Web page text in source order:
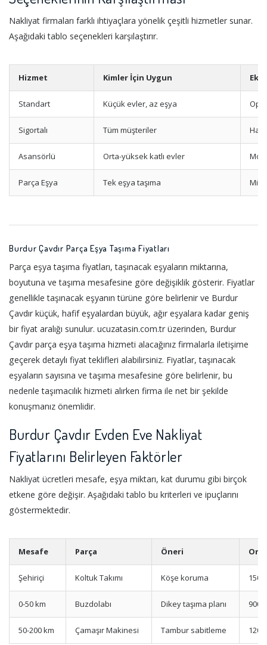
Nakliyat firmaları farklı ihtiyaçlara yönelik çeşitli hizmetler sunar.
Aşağıdaki tablo seçenekleri karşılaştırır.
Hizmet Kimler İçin Uygun
Standart Küçük evler, az eşya
Sigortalı Tüm müşteriler
Asansörlü Orta-yüksek katlı evler
Parça Eşya Tek eşya taşıma Mini
Burdur Çavdır Parça Eşya Taşıma Fiyatları
Parça eşya taşıma fiyatları, taşınacak eşyaların miktarına,
boyutuna ve taşıma mesafesine göre değişiklik gösterir. Fiyatlar
genellikle taşınacak eşyanın türüne göre belirlenir ve Burdur
Çavdır küçük, hafif eşyalardan büyük, ağır eşyalara kadar geniş
bir fiyat aralığı sunulur. ucuzatasin.com.tr üzerinden, Burdur
Çavdır parça eşya taşıma hizmeti alacağınız firmalarla iletişime
geçerek detaylı fiyat teklifleri alabilirsiniz. Fiyatlar, taşınacak
eşyaların sayısına ve taşıma mesafesine göre belirlenir, bu
nedenle taşımacılık hizmeti alırken firma ile net bir şekilde
konuşmanız önemlidir.
Burdur Çavdır Evden Eve Nakliyat
Fiyatlarını Belirleyen Faktörler
Nakliyat ücretleri mesafe, eşya miktarı, kat durumu gibi birçok
etkene göre değişir. Aşağıdaki tablo bu kriterleri ve ipuçlarını
göstermektedir.
Mesafe Parça Öneri
Şehiriçi Koltuk Takımı Köşe koruma
0-50 km Buzdolabı Dikey taşıma planı 900-
50-200 km Çamaşır Makinesi Tambur sabitleme